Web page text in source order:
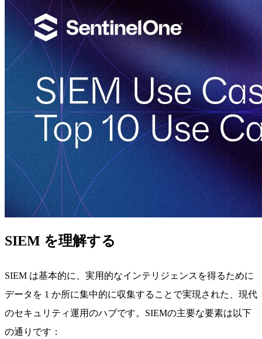
SIEM を理解する
SIEM は基本的に、実用的なインテリジェンスを得るために
データを 1 か所に集中的に収集することで実現された、現代
のセキュリティ運用のハブです。SIEMの主要な要素は以下
の通りです：